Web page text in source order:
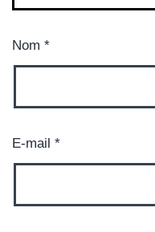
Nom *
E-mail *